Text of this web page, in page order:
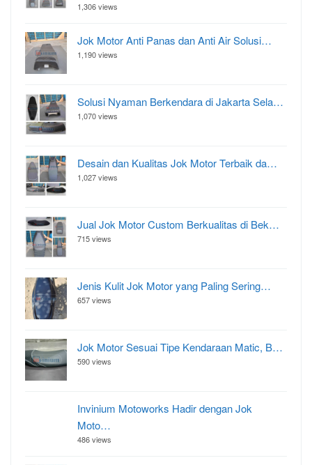
1,306 views
Jok Motor Anti Panas dan Anti Air Solusi…
1,190 views
Solusi Nyaman Berkendara di Jakarta Sela…
1,070 views
Desain dan Kualitas Jok Motor Terbaik da…
1,027 views
Jual Jok Motor Custom Berkualitas di Bek…
715 views
Jenis Kulit Jok Motor yang Paling Sering…
657 views
Jok Motor Sesuai Tipe Kendaraan Matic, B…
590 views
Invinium Motoworks Hadir dengan Jok
Moto…
486 views